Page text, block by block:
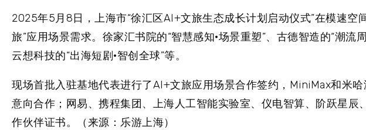
2025年5月8日，上海市“徐汇区AI+文旅生态成长计划启动仪式”在模速空
旅”应用场景需求。徐家汇书院的“智慧感知·场景重塑”、古德智造的“潮流
云想科技的“出海短剧·智创全球”等。
现场首批入驻基地代表进行了AI+文旅应用场景合作签约，MiniMax和米
意向合作；网易、携程集团、上海人工智能实验室、仪电智算、阶跃星
作伙伴证书。（来源：乐游上海）